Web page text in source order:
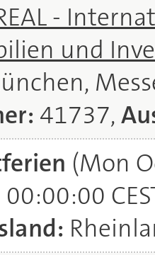
-
und
41737,
(Mon